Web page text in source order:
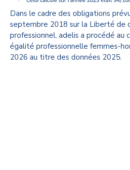
Dans le cadre des obligations
septembre 2018 sur la Liberté de
professionnel, adelis a procédé au
égalité professionnelle femmes-
2026 au titre des données 2025.